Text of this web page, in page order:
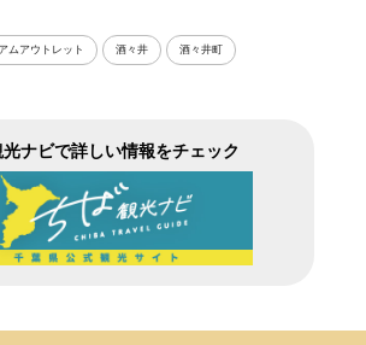
ムアウトレット 酒々井 酒々井町
光ナビで詳しい情報をチェック